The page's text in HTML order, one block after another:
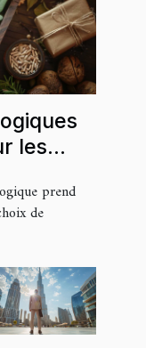
les
prend
de